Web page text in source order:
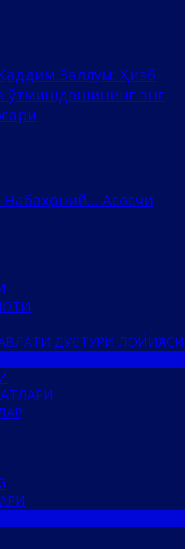
Заллум: Ҳизб
ўтмишдошининг энг
Асосчи
ДУСТУРИ ЛОЙИҲАСИ